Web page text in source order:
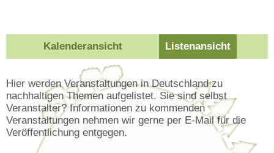
Kalenderansicht Listenansicht
Hier werden Veranstaltungen in Deutschland zu
nachhaltigen Themen aufgelistet. Sie sind selbst
Veranstalter? Informationen zu kommenden
Veranstaltungen nehmen wir gerne per E-Mail für die
Veröffentlichung entgegen.